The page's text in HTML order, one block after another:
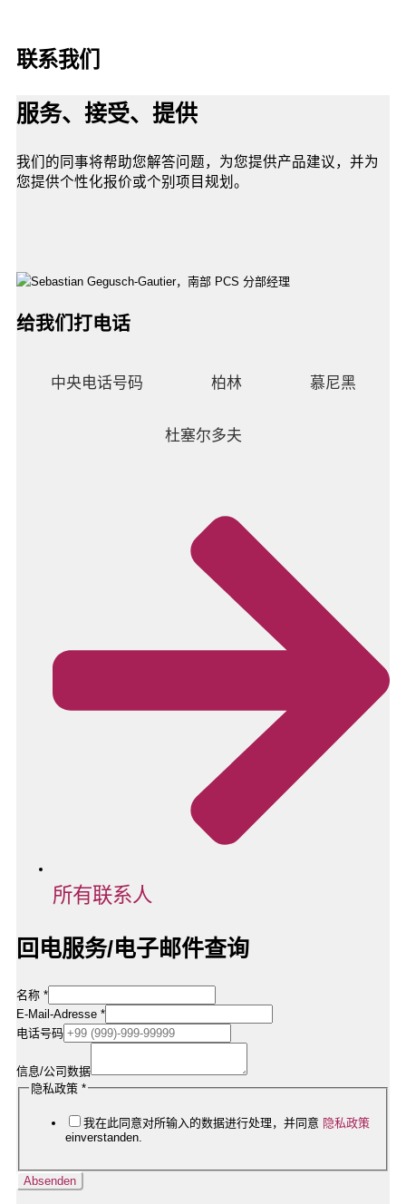
联系我们
服务、接受、提供
我们的同事将帮助您解答问题，为您提供产品建议，并为
您提供个性化报价或个别项目规划。
给我们打电话
中央电话号码 柏林 慕尼黑
杜塞尔多夫
所有联系人
回电服务/电子邮件查询
Firmendaten
/
Nachricht
名称 *
E-Mail-Adresse *
电话号码
信息/公司数据
隐私政策 *
我在此同意对所输入的数据进行处理，并同意 隐私政策
einverstanden.
Absenden